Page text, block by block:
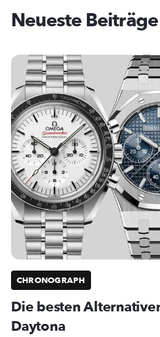
Neueste Beiträge
CHRONOGRAPH
Die besten
Daytona